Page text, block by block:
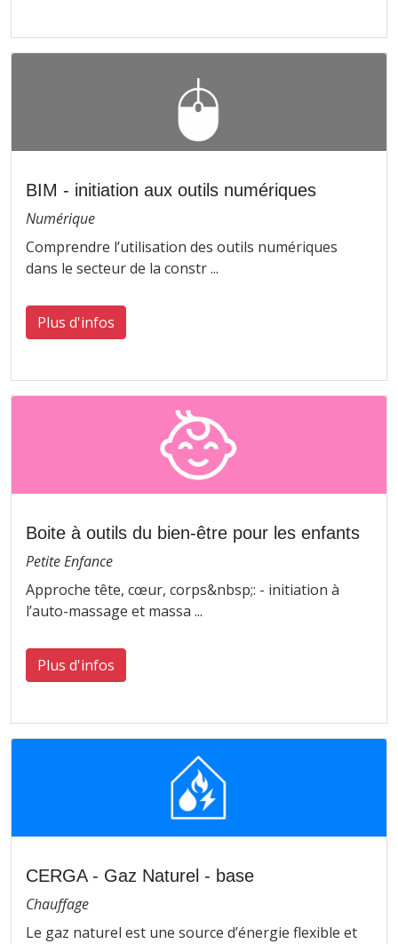
BIM - initiation aux outils numériques
Numérique
Comprendre l’utilisation des outils numériques
dans le secteur de la constr ...
Plus d'infos
Boite à outils du bien-être pour les enfants
Petite Enfance
Approche tête, cœur, corps&nbsp;: - initiation à
l’auto-massage et massa ...
Plus d'infos
CERGA - Gaz Naturel - base
Chauffage
Le gaz naturel est une source d’énergie flexible et